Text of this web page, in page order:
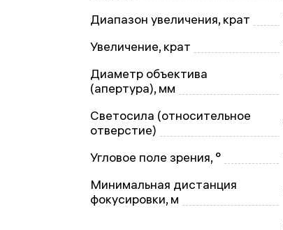
Диапазон увеличения, крат
Увеличение, крат
Диаметр объектива
(апертура), мм
Светосила (относительное
отверстие)
Угловое поле зрения, °
Минимальная дистанция
фокусировки, м